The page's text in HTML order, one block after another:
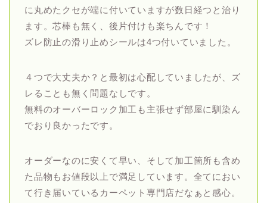
に丸めたクセが端に付いていますが数日経つと治り
ます。芯棒も無く、後片付けも楽ちんです！
ズレ防止の滑り止めシールは4つ付いていました。
４つで大丈夫か？と最初は心配していましたが、ズ
レることも無く問題なしです。
無料のオーバーロック加工も主張せず部屋に馴染ん
でおり良かったです。
オーダーなのに安くて早い、そして加工箇所も含め
た品物もお値段以上で満足しています。全てにおい
て行き届いているカーペット専門店だなぁと感心。